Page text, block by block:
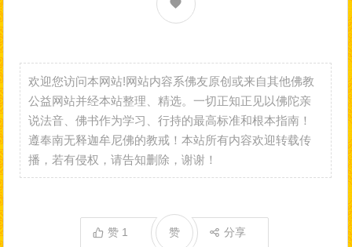
欢迎您访问本网站!网站内容系佛友原创或来自其他佛教
公益网站并经本站整理、精选。一切正知正见以佛陀亲
说法音、佛书作为学习、行持的最高标准和根本指南！
遵奉南无释迦牟尼佛的教戒！本站所有内容欢迎转载传
播，若有侵权，请告知删除，谢谢！
赞 1 分享
赞